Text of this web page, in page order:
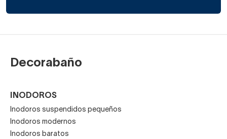
Decorabaño
INODOROS
Inodoros suspendidos pequeños
Inodoros modernos
Inodoros baratos